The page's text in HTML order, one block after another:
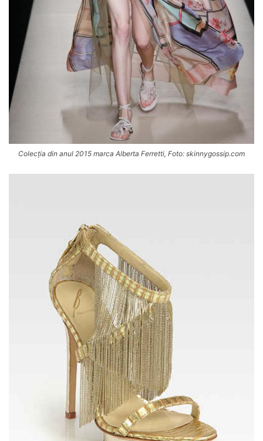
Colecția din anul 2015 marca Alberta Ferretti, Foto: skinnygossip.com